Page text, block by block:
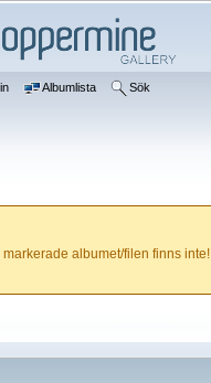
Albumlista Sök
markerade albumet/filen finns inte!